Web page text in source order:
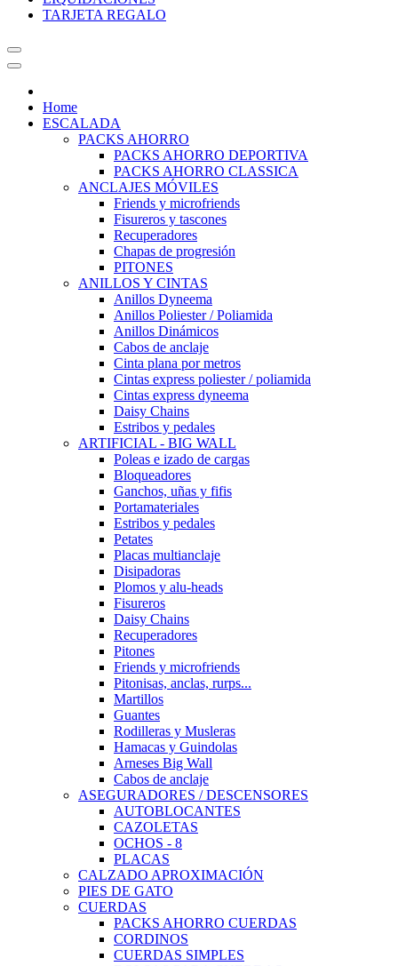
TARJETA REGALO
Home
ESCALADA
PACKS AHORRO
PACKS AHORRO DEPORTIVA
PACKS AHORRO CLASSICA
ANCLAJES MÓVILES
Friends y microfriends
Fisureros y tascones
Recuperadores
Chapas de progresión
PITONES
ANILLOS Y CINTAS
Anillos Dyneema
Anillos Poliester / Poliamida
Anillos Dinámicos
Cabos de anclaje
Cinta plana por metros
Cintas express poliester / poliamida
Cintas express dyneema
Daisy Chains
Estribos y pedales
ARTIFICIAL - BIG WALL
Poleas e izado de cargas
Bloqueadores
Ganchos, uñas y fifis
Portamateriales
Estribos y pedales
Petates
Placas multianclaje
Disipadoras
Plomos y alu-heads
Fisureros
Daisy Chains
Recuperadores
Pitones
Friends y microfriends
Pitonisas, anclas, rurps...
Martillos
Guantes
Rodilleras y Musleras
Hamacas y Guindolas
Arneses Big Wall
Cabos de anclaje
ASEGURADORES / DESCENSORES
AUTOBLOCANTES
CAZOLETAS
OCHOS - 8
PLACAS
CALZADO APROXIMACIÓN
PIES DE GATO
CUERDAS
PACKS AHORRO CUERDAS
CORDINOS
CUERDAS SIMPLES